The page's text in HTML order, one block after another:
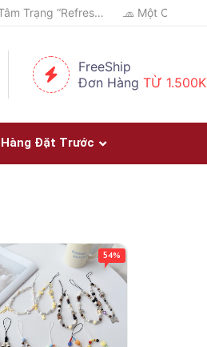
✈️ Đi Du Lịch – Cách Để Tâm Trạng “Refresh” Hơn ✨
FreeShip
Đơn Hàng TỪ 1.500K
Hàng Đặt Trước
54%